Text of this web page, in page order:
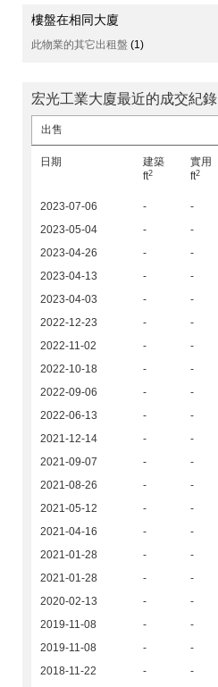
樓盤在相同大廈
此物業的其它出租盤 (1)
宏光工業大廈最近的成交紀錄
出售
日期
建築
ft2
實用
ft2
2023-07-06 - -
2023-05-04
- -
2023-04-26
- -
2023-04-13
- -
2023-04-03
- -
2022-12-23
- -
2022-11-02
- -
2022-10-18
- -
2022-09-06
- -
2022-06-13
- -
2021-12-14
- -
2021-09-07
- -
2021-08-26
- -
2021-05-12
- -
2021-04-16
- -
2021-01-28
- -
2021-01-28
- -
2020-02-13
- -
2019-11-08
- -
2019-11-08
- -
2018-11-22
- -